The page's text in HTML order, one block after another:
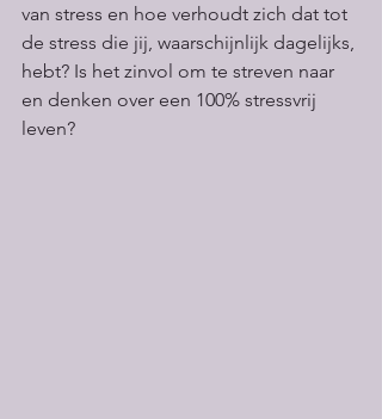
van stress en hoe verhoudt zich dat tot
de stress die jij, waarschijnlijk dagelijks,
hebt? Is het zinvol om te streven naar
en denken over een 100% stressvrij
leven?